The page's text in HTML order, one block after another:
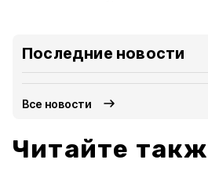
Последние новости
Все новости
Читайте